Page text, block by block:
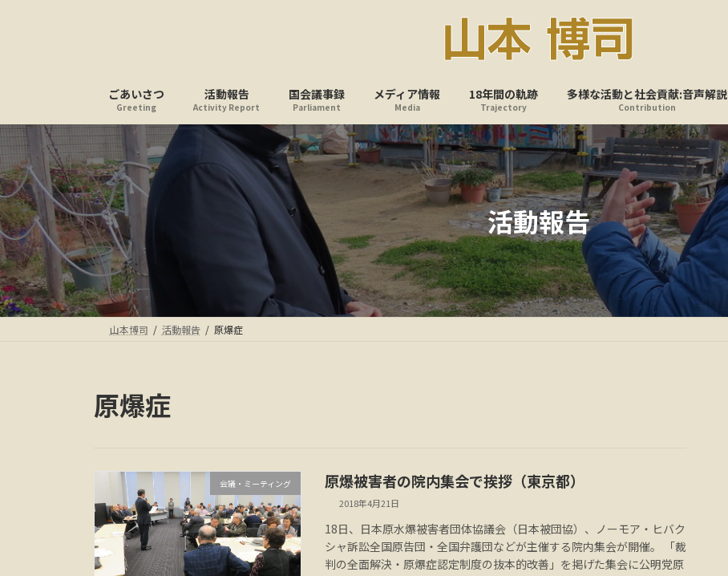
ス
キ
ッ
プ
ン
に
移
動
ごあいさつ
Greeting
活動報告
Activity Report
国会議事録
Parliament
メディア情報
Media
18年間の軌跡
Trajectory
多様な活動と社会貢献:音声解説
Contribution
活動報告
山本博司 活動報告 原爆症
原爆症
会議・ミーティング 原爆被害者の院内集会で挨拶（東京都）
2018年4月21日
18日、日本原水爆被害者団体協議会（日本被団協）、ノーモア・ヒバク
シャ訴訟全国原告団・全国弁護団などが主催する院内集会が開催。 「裁
判の全面解決・原爆症認定制度の抜本的改善」を掲げた集会に公明党原